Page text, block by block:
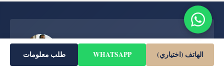
Omar Al-Nasser
خبير عقاريطلب معلومات WHATSAPP الهاتف (اختياري)